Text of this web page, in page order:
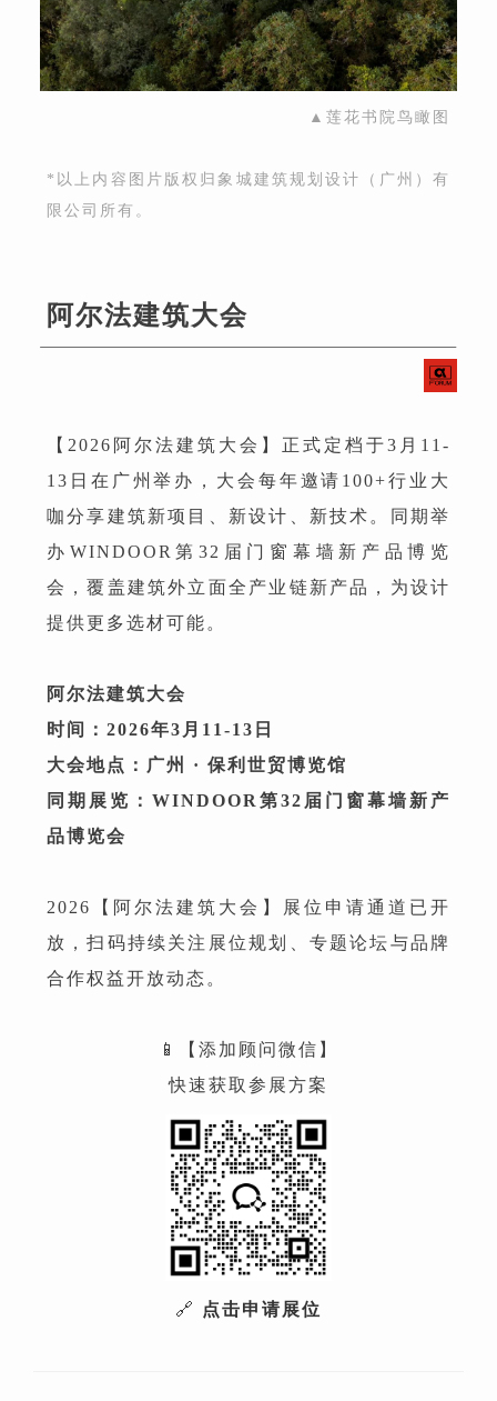
▲莲花书院鸟瞰图
*以上内容图片版权归象城建筑规划设计（广州）有
限公司所有。
阿尔法建筑大会
【2026阿尔法建筑大会】正式定档于3月11-
13日在广州举办，大会每年邀请100+行业大
咖分享建筑新项目、新设计、新技术。同期举
办WINDOOR第32届门窗幕墙新产品博览
会，覆盖建筑外立面全产业链新产品，为设计
提供更多选材可能。
阿尔法建筑大会
时间：2026年3月11-13日
大会地点：广州 · 保利世贸博览馆
同期展览：WINDOOR第32届门窗幕墙新产
品博览会
2026【阿尔法建筑大会】展位申请通道已开
放，扫码持续关注展位规划、专题论坛与品牌
合作权益开放动态。
📱【添加顾问微信】
快速获取参展方案
🔗 点击申请展位